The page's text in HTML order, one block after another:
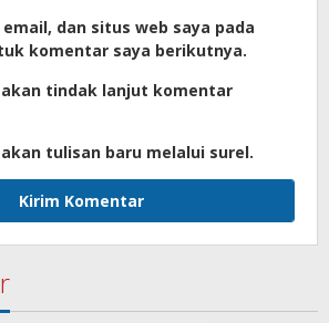
email, dan situs web saya pada
komentar saya berikutnya.
tindak lanjut komentar
tulisan baru melalui surel.